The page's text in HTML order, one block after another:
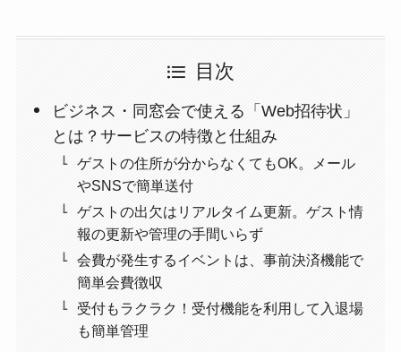
目次
ビジネス・同窓会で使える「Web招待状」
とは？サービスの特徴と仕組み
ゲストの住所が分からなくてもOK。メール
やSNSで簡単送付
ゲストの出欠はリアルタイム更新。ゲスト情
報の更新や管理の手間いらず
会費が発生するイベントは、事前決済機能で
簡単会費徴収
受付もラクラク！受付機能を利用して入退場
も簡単管理